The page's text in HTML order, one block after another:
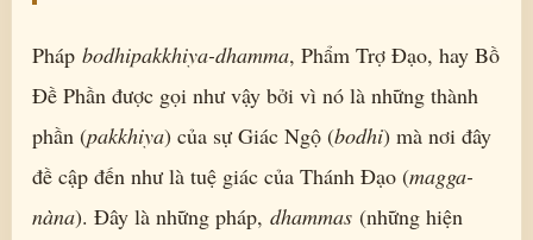
Pháp bodhipakkhiya-dhamma, Phẩm Trợ Ðạo, hay Bồ
Ðề Phần được gọi như vậy bởi vì nó là những thành
phần (pakkhiya) của sự Giác Ngộ (bodhi) mà nơi đây
đề cập đến như là tuệ giác của Thánh Ðạo (magga-
nàna). Ðây là những pháp, dhammas (những hiện